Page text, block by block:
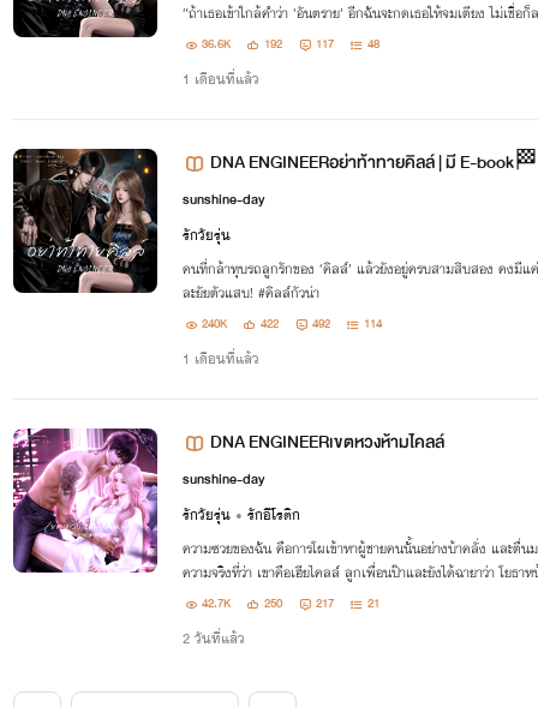
“ถ้าเธอเข้าใกล้คำว่า ‘อันตราย’ อีกฉันจะกดเธอให้จมเตียง ไม่เชื่อก็
36.6K 192 117 48
1 เดือนที่แล้ว
DNA ENGINEERอย่าท้าทายคิลล์ | มี E-book🏁
sunshine-day
รักวัยรุ่น
คนที่กล้าทุบรถลูกรักของ ‘คิลล์’ แล้วยังอยู่ครบสามสิบสอง คงมีแ
ละยัยตัวแสบ! #คิลล์กัวน่า
240K 422 492 114
1 เดือนที่แล้ว
DNA ENGINEERเขตหวงห้ามไคลล์
sunshine-day
รักวัยรุ่น• รักอีโรติก
ความซวยของฉัน คือการโผเข้าหาผู้ชายคนนั้นอย่างบ้าคลั่ง และตื่น
ความจริงที่ว่า เขาคือเฮียไคลล์ ลูกเพื่อนป๊าและยังได้ฉายาว่า โยธา
โหมดโคตรดุ! #ไคลล์ไอริ
42.7K 250 217 21
2 วันที่แล้ว